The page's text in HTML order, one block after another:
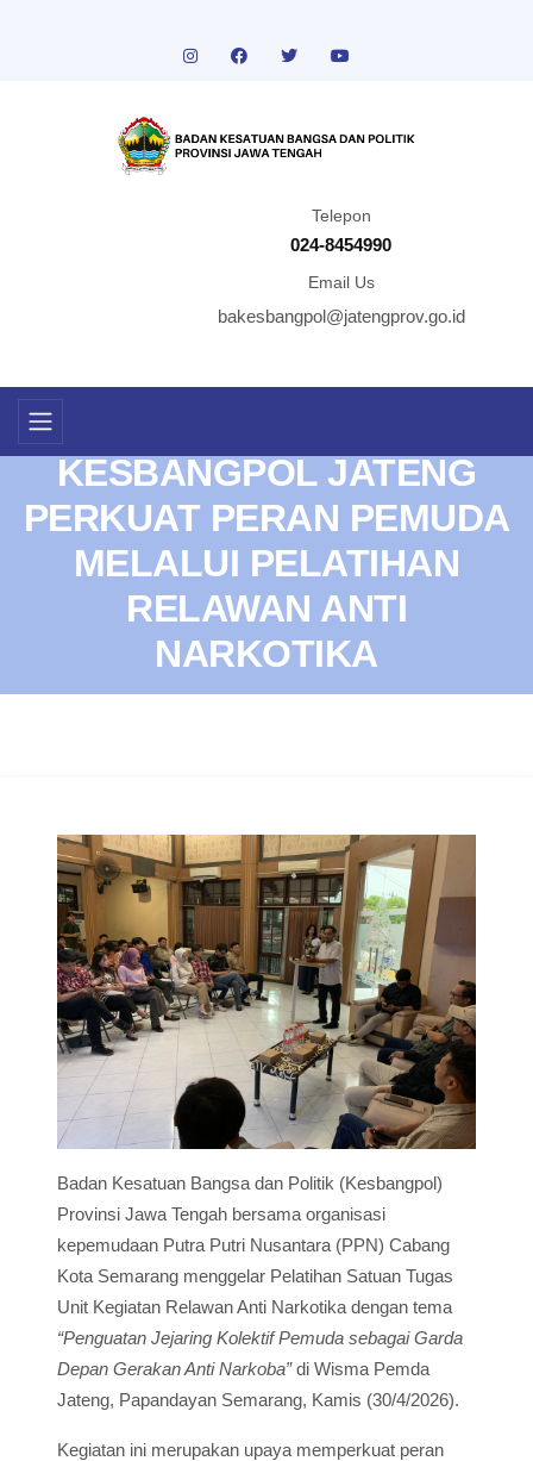
Telepon
024-8454990
Email Us
bakesbangpol@jatengprov.go.id
KESBANGPOL JATENG
PERKUAT PERAN PEMUDA
MELALUI PELATIHAN
RELAWAN ANTI
NARKOTIKA
Badan Kesatuan Bangsa dan Politik (Kesbangpol)
Provinsi Jawa Tengah bersama organisasi
kepemudaan Putra Putri Nusantara (PPN) Cabang
Kota Semarang menggelar Pelatihan Satuan Tugas
Unit Kegiatan Relawan Anti Narkotika dengan tema
“Penguatan Jejaring Kolektif Pemuda sebagai Garda
Depan Gerakan Anti Narkoba”di Wisma Pemda
Jateng, Papandayan Semarang, Kamis (30/4/2026).
Kegiatan ini merupakan upaya memperkuat peran